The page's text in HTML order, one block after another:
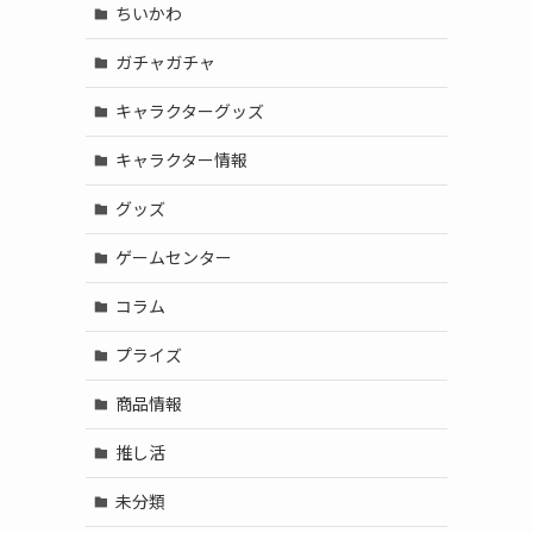
ちいかわ
ガチャガチャ
キャラクターグッズ
キャラクター情報
グッズ
ゲームセンター
コラム
プライズ
商品情報
推し活
未分類